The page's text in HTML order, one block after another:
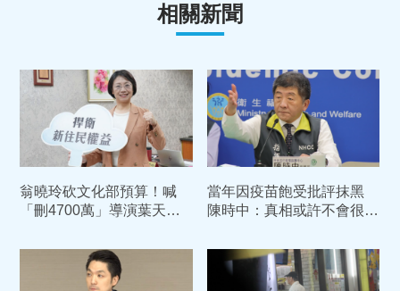
相關新聞
翁曉玲砍文化部預算！喊
「刪4700萬」導演葉天倫
品 網友1句話反殺
當年因疫苗飽受批評抹黑
陳時中：真相或許不會很快